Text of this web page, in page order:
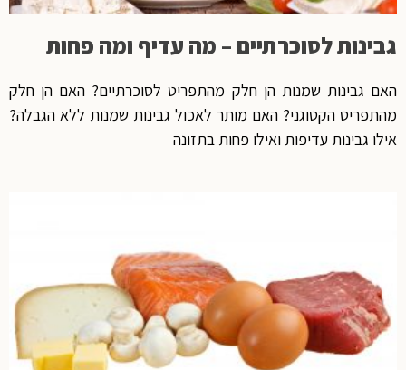
גבינות לסוכרתיים – מה עדיף ומה פחות
האם גבינות שמנות הן חלק מהתפריט לסוכרתיים? האם הן חלק
מהתפריט הקטוגני? האם מותר לאכול גבינות שמנות ללא הגבלה?
אילו גבינות עדיפות ואילו פחות בתזונה